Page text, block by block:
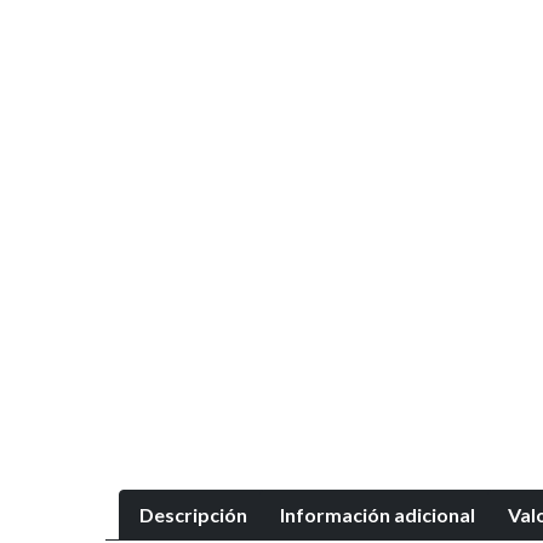
Descripción Información adicional